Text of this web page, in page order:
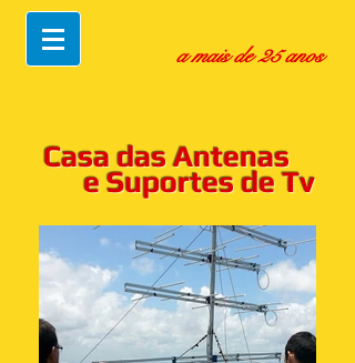
a mais de 25 anos
Casa das Antenas
e Suportes de Tv